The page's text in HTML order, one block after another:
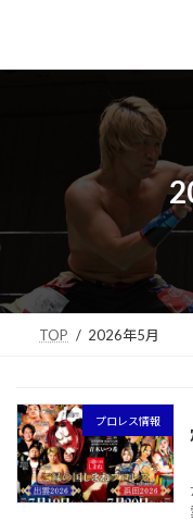
ン
ー
TOP 2026年5月
プロレス情報